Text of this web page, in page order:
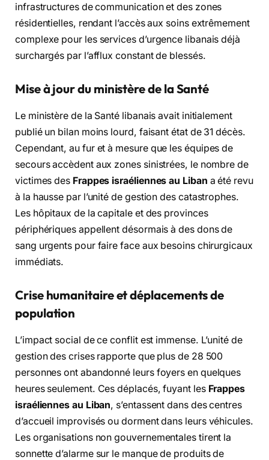
infrastructures de communication et des zones
résidentielles, rendant l’accès aux soins extrêmement
complexe pour les services d’urgence libanais déjà
surchargés par l’afflux constant de blessés.
Mise à jour du ministère de la Santé
Le ministère de la Santé libanais avait initialement
publié un bilan moins lourd, faisant état de 31 décès.
Cependant, au fur et à mesure que les équipes de
secours accèdent aux zones sinistrées, le nombre de
victimes des Frappes israéliennes au Liban a été revu
à la hausse par l’unité de gestion des catastrophes.
Les hôpitaux de la capitale et des provinces
périphériques appellent désormais à des dons de
sang urgents pour faire face aux besoins chirurgicaux
immédiats.
Crise humanitaire et déplacements de
population
L’impact social de ce conflit est immense. L’unité de
gestion des crises rapporte que plus de 28 500
personnes ont abandonné leurs foyers en quelques
heures seulement. Ces déplacés, fuyant les Frappes
israéliennes au Liban, s’entassent dans des centres
d’accueil improvisés ou dorment dans leurs véhicules.
Les organisations non gouvernementales tirent la
sonnette d’alarme sur le manque de produits de